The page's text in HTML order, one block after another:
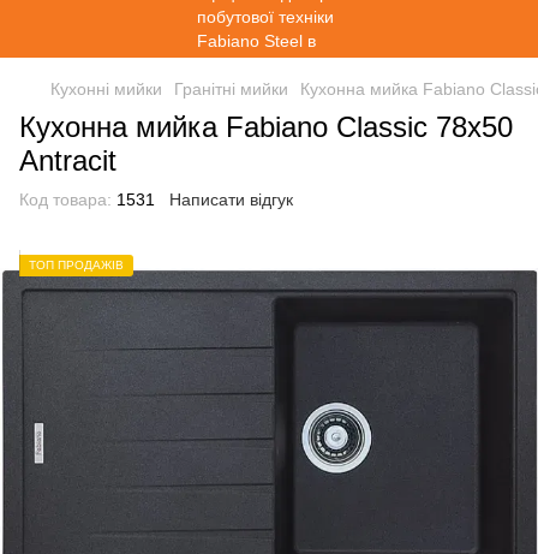
Кухонні мийки Гранітні мийки Кухонна мийка Fabiano
Кухонна мийка Fabiano Classic 78х50
Antracit
Код товара: 1531 Написати відгук
ТОП ПРОДАЖІВ